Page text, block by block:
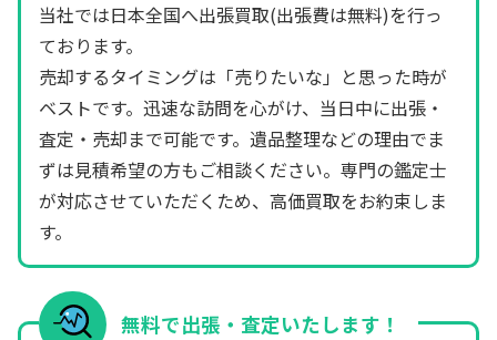
当社では日本全国へ出張買取(出張費は無料)を行っ
ております。
売却するタイミングは「売りたいな」と思った時が
ベストです。迅速な訪問を心がけ、当日中に出張・
査定・売却まで可能です。遺品整理などの理由でま
ずは見積希望の方もご相談ください。専門の鑑定士
が対応させていただくため、高価買取をお約束しま
す。
無料で出張・査定いたします！